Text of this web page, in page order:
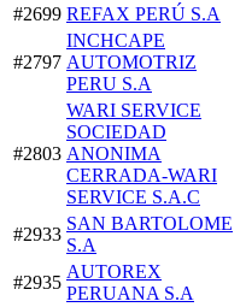
#2699 REFAX PERÚ S.A
#2797
INCHCAPE
AUTOMOTRIZ
PERU S.A
#2803
WARI SERVICE
SOCIEDAD
ANONIMA
CERRADA-WARI
SERVICE S.A.C
#2933
SAN BARTOLOME
S.A
#2935
AUTOREX
PERUANA S.A